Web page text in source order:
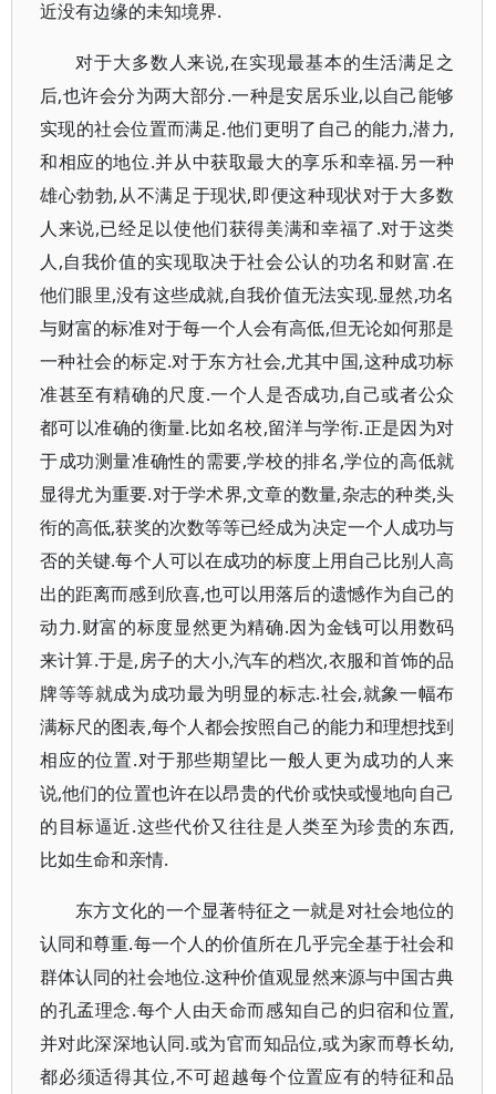
近没有边缘的未知境界.
对于大多数人来说,在实现最基本的生活满足之
后,也许会分为两大部分.一种是安居乐业,以自己能够
实现的社会位置而满足.他们更明了自己的能力,潜力,
和相应的地位.并从中获取最大的享乐和幸福.另一种
雄心勃勃,从不满足于现状,即便这种现状对于大多数
人来说,已经足以使他们获得美满和幸福了.对于这类
人,自我价值的实现取决于社会公认的功名和财富.在
他们眼里,没有这些成就,自我价值无法实现.显然,功名
与财富的标准对于每一个人会有高低,但无论如何那是
一种社会的标定.对于东方社会,尤其中国,这种成功标
准甚至有精确的尺度.一个人是否成功,自己或者公众
都可以准确的衡量.比如名校,留洋与学衔.正是因为对
于成功测量准确性的需要,学校的排名,学位的高低就
显得尤为重要.对于学术界,文章的数量,杂志的种类,头
衔的高低,获奖的次数等等已经成为决定一个人成功与
否的关键.每个人可以在成功的标度上用自己比别人高
出的距离而感到欣喜,也可以用落后的遗憾作为自己的
动力.财富的标度显然更为精确.因为金钱可以用数码
来计算.于是,房子的大小,汽车的档次,衣服和首饰的品
牌等等就成为成功最为明显的标志.社会,就象一幅布
满标尺的图表,每个人都会按照自己的能力和理想找到
相应的位置.对于那些期望比一般人更为成功的人来
说,他们的位置也许在以昂贵的代价或快或慢地向自己
的目标逼近.这些代价又往往是人类至为珍贵的东西,
比如生命和亲情.
东方文化的一个显著特征之一就是对社会地位的
认同和尊重.每一个人的价值所在几乎完全基于社会和
群体认同的社会地位.这种价值观显然来源与中国古典
的孔孟理念.每个人由天命而感知自己的归宿和位置,
并对此深深地认同.或为官而知品位,或为家而尊长幼,
都必须适得其位,不可超越每个位置应有的特征和品